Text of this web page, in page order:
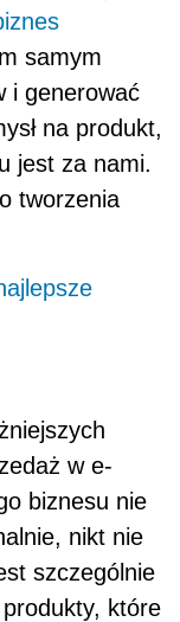
samym
i generować
na produkt,
jest za nami.
tworzenia
w e-
biznesu nie
nikt nie
szczególnie
które